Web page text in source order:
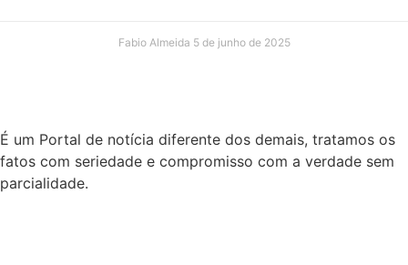
Fabio Almeida 5 de junho de 2025
É um Portal de notícia diferente dos demais, tratamos os
fatos com seriedade e compromisso com a verdade sem
parcialidade.